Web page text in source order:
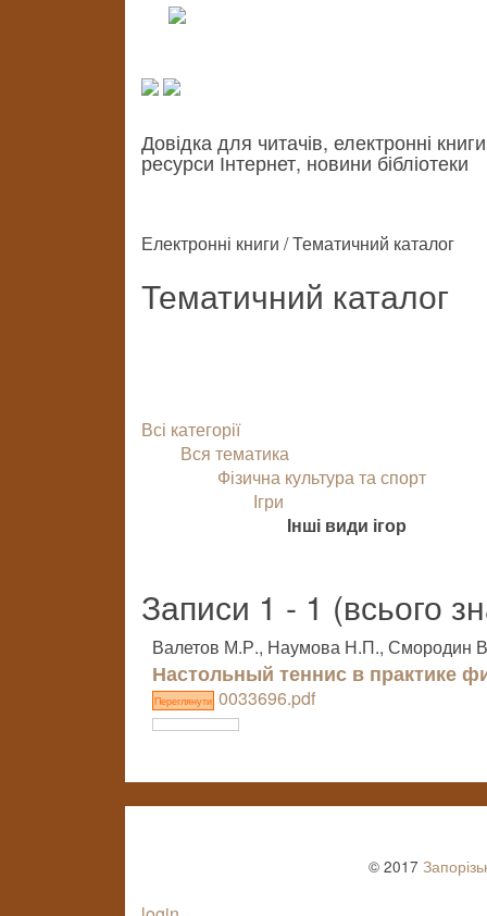
Довідка для читачів, електронні
ресурси Інтернет, новини бібліотеки
Електронні книги / Тематичний каталог
Тематичний каталог
Всі категорії
Вся тематика
Фізична культура та спорт
Ігри
Інші види ігор
Записи 1 - 1 (всього
Валетов М.Р., Наумова Н.П., Смородин
Настольный теннис в практике
Переглянути 0033696.pdf
© 2017